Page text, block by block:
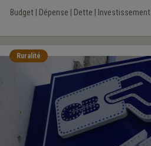
Budget| Dépense Dette Investissement|
Ruralité